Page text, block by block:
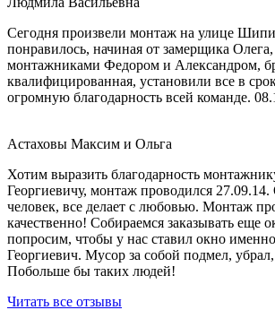
Сегодня произвели монтаж на улице
понравилось, начиная от замерщика Олега,
монтажниками Федором и Александром,
квалифицированная, установили все в
огромную благодарность всей команде.
Астаховы Максим и Ольга
Хотим выразить благодарность
Георгиевичу, монтаж проводился
человек, все делает с любовью. Монтаж
качественно! Собираемся заказывать еще
попросим, чтобы у нас ставил окно
Георгиевич. Мусор за собой подмел,
Побольше бы таких людей!
Читать все отзывы